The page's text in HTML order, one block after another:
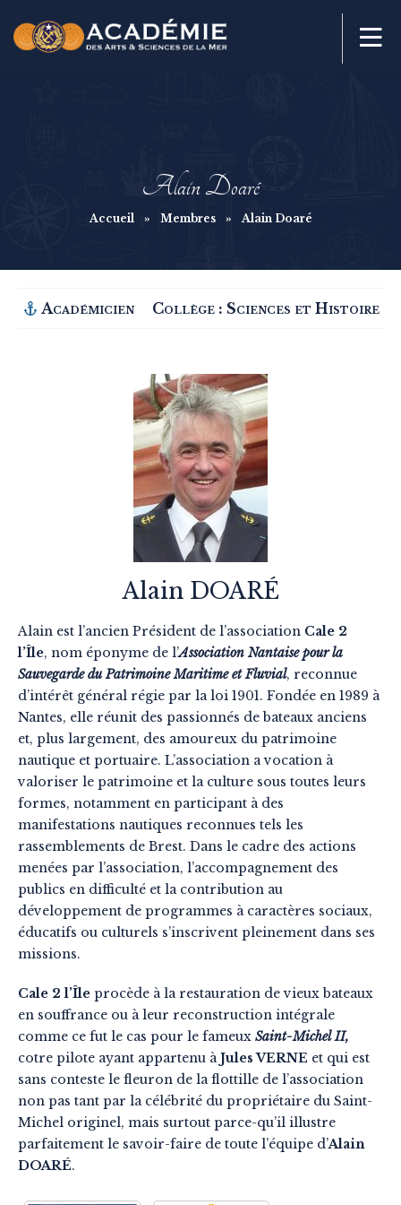
Alain Doaré
Accueil » Membres » Alain Doaré
Académicien Collège : Sciences et Histoire
Alain DOARÉ
Alain est l’ancien Président de l’association Cale 2
l’Île, nom éponyme de l’Association Nantaise pour la
Sauvegarde du Patrimoine Maritime et Fluvial, reconnue
d’intérêt général régie par la loi 1901. Fondée en 1989 à
Nantes, elle réunit des passionnés de bateaux anciens
et, plus largement, des amoureux du patrimoine
nautique et portuaire. L’association a vocation à
valoriser le patrimoine et la culture sous toutes leurs
formes, notamment en participant à des
manifestations nautiques reconnues tels les
rassemblements de Brest. Dans le cadre des actions
menées par l’association, l’accompagnement des
publics en difficulté et la contribution au
développement de programmes à caractères sociaux,
éducatifs ou culturels s’inscrivent pleinement dans ses
missions.
Cale 2 l’Île procède à la restauration de vieux bateaux
en souffrance ou à leur reconstruction intégrale
comme ce fut le cas pour le fameux Saint-Michel II,
cotre pilote ayant appartenu àJules VERNE et qui est
sans conteste le fleuron de la flottille de l’association
non pas tant par la célébrité du propriétaire du Saint-
Michel originel, mais surtout parce-qu’il illustre
parfaitement le savoir-faire de toute l’équipe d’Alain
DOARÉ.